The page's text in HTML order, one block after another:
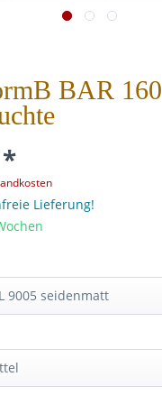
BAR 160
Lieferung!